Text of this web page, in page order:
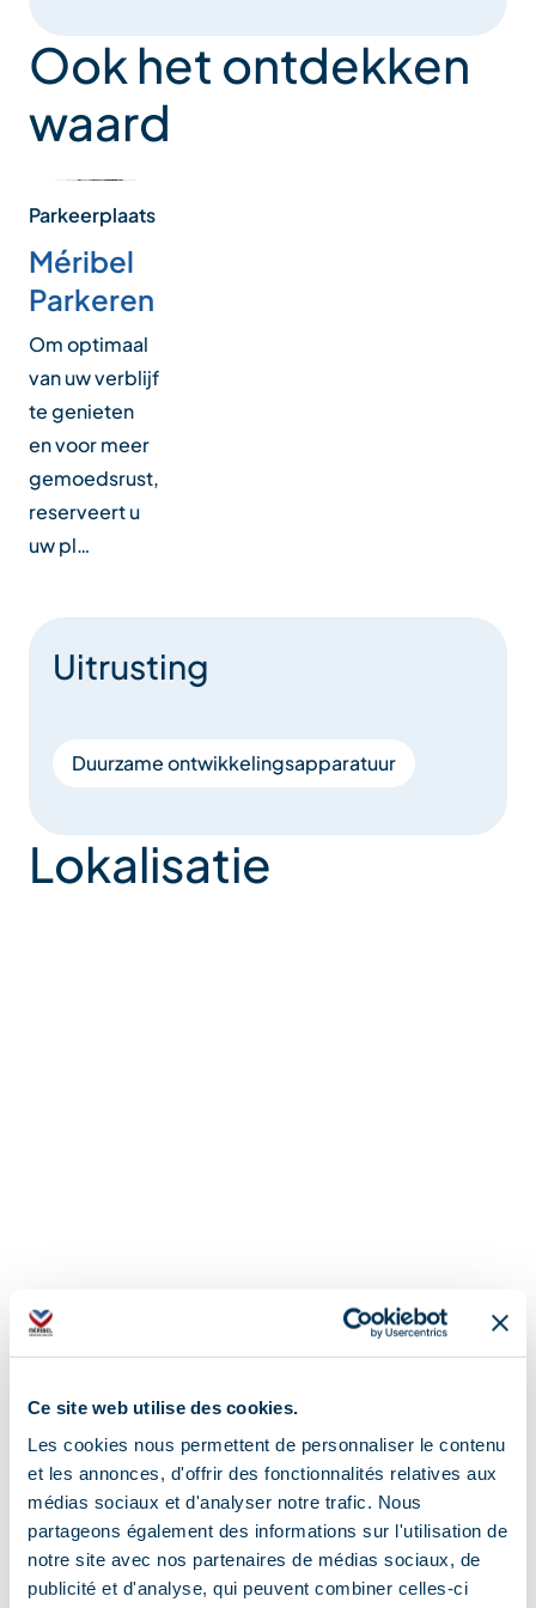
Ce site web utilise des cookies.
Les cookies nous permettent de personnaliser le contenu
et les annonces, d'offrir des fonctionnalités relatives aux
médias sociaux et d'analyser notre trafic. Nous
partageons également des informations sur l'utilisation de
notre site avec nos partenaires de médias sociaux, de
publicité et d'analyse, qui peuvent combiner celles-ci
Ook het ontdekken
waard
Parkeerplaats
Méribel
Parkeren
Om optimaal
van uw verblijf
te genieten
en voor meer
gemoedsrust,
reserveert u
uw pl…
Uitrusting
Duurzame ontwikkelingsapparatuur
Lokalisatie
Adres